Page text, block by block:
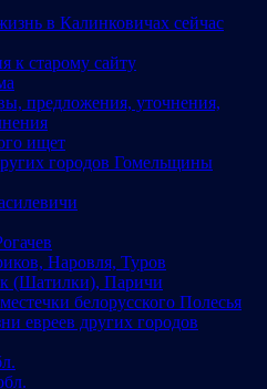
в Калинковичах сейчас
к старому сайту
предложения, уточнения,
ищет
городов Гомельщины
Наровля, Туров
(Шатилки), Паричи
белорусского Полесья
евреев других городов